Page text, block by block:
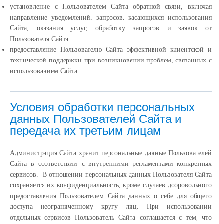
установление с Пользователем Сайта обратной связи, включая
направление уведомлений, запросов, касающихся использования
Сайта, оказания услуг, обработку запросов и заявок от
Пользователя Сайта
предоставление Пользователю Сайта эффективной клиентской и
технической поддержки при возникновении проблем, связанных с
использованием Сайта.
Условия обработки персональных
данных Пользователей Сайта и
передача их третьим лицам
Администрация Сайта хранит персональные данные Пользователей
Сайта в соответствии с внутренними регламентами конкретных
сервисов. В отношении персональных данных Пользователя Сайта
сохраняется их конфиденциальность, кроме случаев добровольного
предоставления Пользователем Сайта данных о себе для общего
доступа неограниченному кругу лиц. При использовании
отдельных сервисов Пользователь Сайта соглашается с тем, что